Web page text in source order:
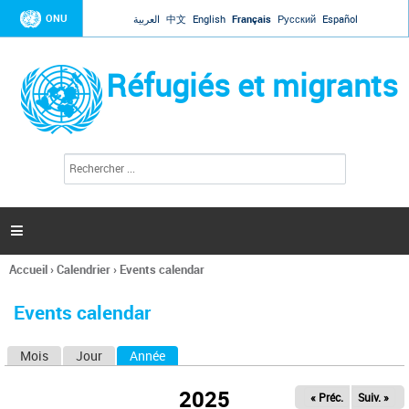
Jump to navigation
ONU العربية 中文 English Français Русский Español
Réfugiés et migrants
l
c
h
e

Vous
ici
Accueil›Calendrier› Events calendar
Events calendar
Mois Jour Année
2025 « Préc. Suiv. »